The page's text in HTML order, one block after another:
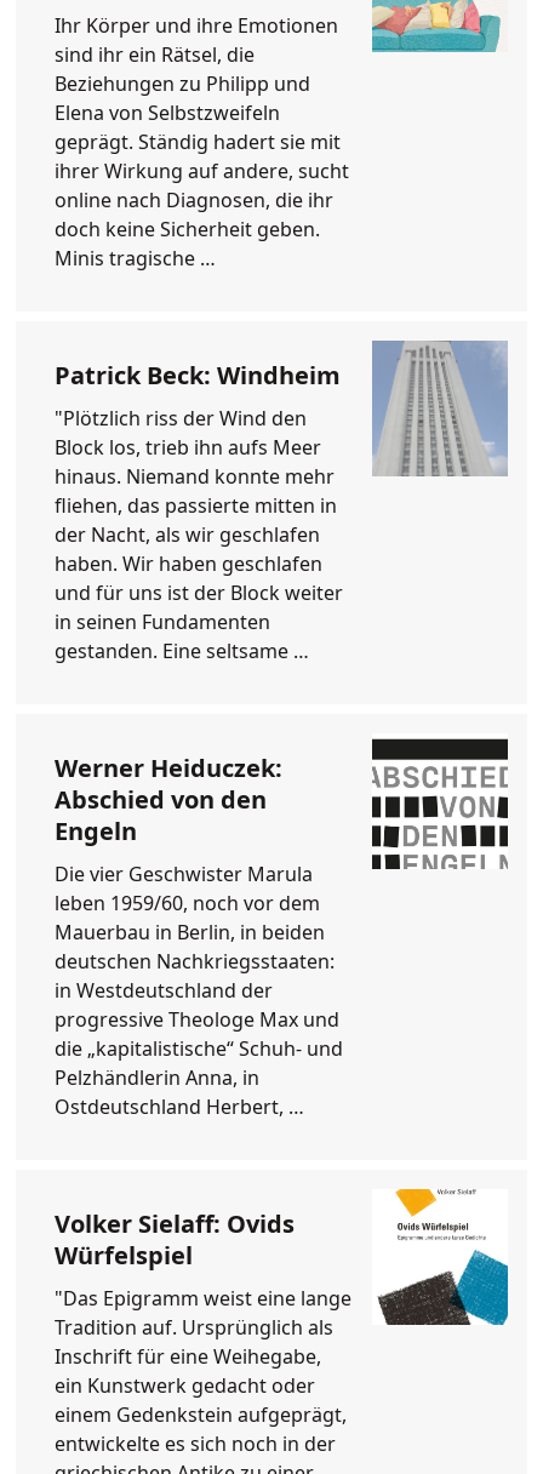
Ihr Körper und ihre Emotionen
sind ihr ein Rätsel, die
Beziehungen zu Philipp und
Elena von Selbstzweifeln
geprägt. Ständig hadert sie mit
ihrer Wirkung auf andere, sucht
online nach Diagnosen, die ihr
doch keine Sicherheit geben.
Minis tragische …
Patrick Beck: Windheim
"Plötzlich riss der Wind den
Block los, trieb ihn aufs Meer
hinaus. Niemand konnte mehr
fliehen, das passierte mitten in
der Nacht, als wir geschlafen
haben. Wir haben geschlafen
und für uns ist der Block weiter
in seinen Fundamenten
gestanden. Eine seltsame …
Werner Heiduczek:
Abschied von den
Engeln
Die vier Geschwister Marula
leben 1959/60, noch vor dem
Mauerbau in Berlin, in beiden
deutschen Nachkriegsstaaten:
in Westdeutschland der
progressive Theologe Max und
die „kapitalistische“ Schuh- und
Pelzhändlerin Anna, in
Ostdeutschland Herbert, …
Volker Sielaff: Ovids
Würfelspiel
"Das Epigramm weist eine lange
Tradition auf. Ursprünglich als
Inschrift für eine Weihegabe,
ein Kunstwerk gedacht oder
einem Gedenkstein aufgeprägt,
entwickelte es sich noch in der